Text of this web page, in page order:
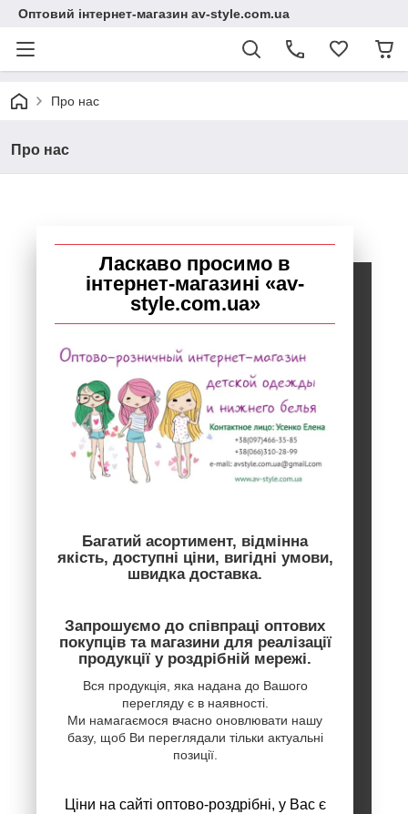
Оптовий інтернет-магазин av-style.com.ua
Про нас
Про нас
Ласкаво просимо в
інтернет-магазині «av-
style.com.ua»
Багатий асортимент, відмінна
якість, доступні ціни, вигідні умови,
швидка доставка.
Запрошуємо до співпраці оптових
покупців та магазини для реалізації
продукції у роздрібній мережі.
Вся продукція, яка надана до Вашого
перегляду є в наявності.
Ми намагаємося вчасно оновлювати нашу
базу, щоб Ви переглядали тільки актуальні
позиції.
Ціни на сайті оптово-роздрібні, у Вас є